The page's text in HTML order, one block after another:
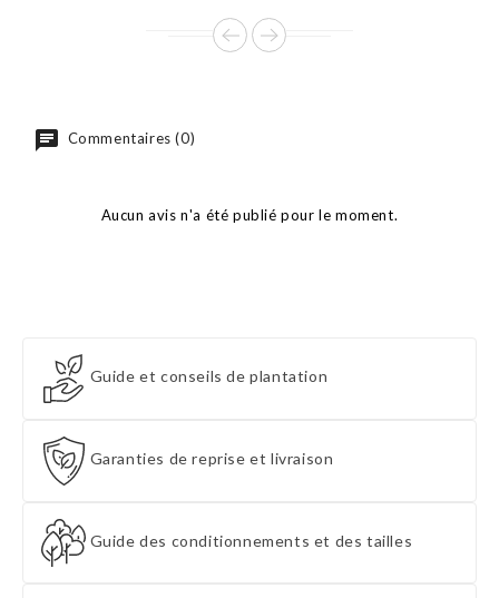
Commentaires (0)
Aucun avis n'a été publié pour le moment.
Guide et conseils de plantation
Garanties de reprise et livraison
Guide des conditionnements et des tailles